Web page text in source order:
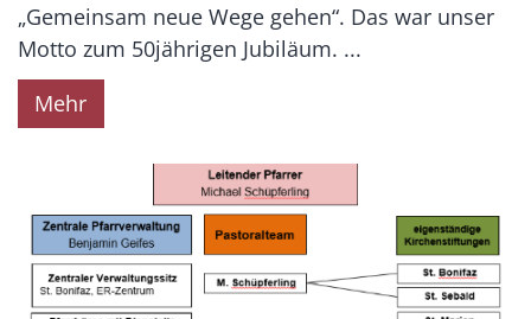
„Gemeinsam neue Wege gehen“. Das war unser
Motto zum 50jährigen Jubiläum. ...
Mehr